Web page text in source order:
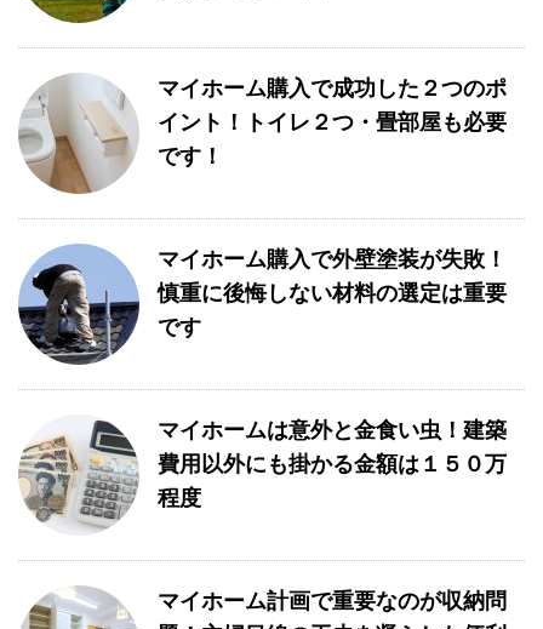
マイホーム購入で成功した２つのポ
イント！トイレ２つ・畳部屋も必要
です！
マイホーム購入で外壁塗装が失敗！
慎重に後悔しない材料の選定は重要
です
マイホームは意外と金食い虫！建築
費用以外にも掛かる金額は１５０万
程度
マイホーム計画で重要なのが収納問